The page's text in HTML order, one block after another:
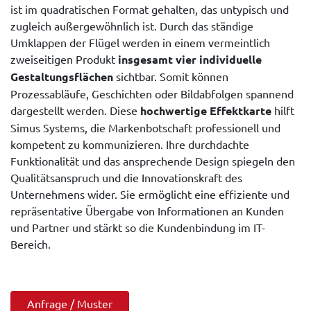
ist im quadratischen Format gehalten, das untypisch und
zugleich außergewöhnlich ist. Durch das ständige
Umklappen der Flügel werden in einem vermeintlich
zweiseitigen Produkt insgesamt vier individuelle
Gestaltungsflächen sichtbar. Somit können
Prozessabläufe, Geschichten oder Bildabfolgen spannend
dargestellt werden. Diese hochwertige Effektkarte hilft
Simus Systems, die Markenbotschaft professionell und
kompetent zu kommunizieren. Ihre durchdachte
Funktionalität und das ansprechende Design spiegeln den
Qualitätsanspruch und die Innovationskraft des
Unternehmens wider. Sie ermöglicht eine effiziente und
repräsentative Übergabe von Informationen an Kunden
und Partner und stärkt so die Kundenbindung im IT-
Bereich.
Anfrage / Muster